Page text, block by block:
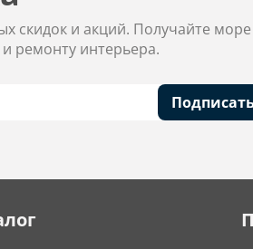
скидок и акций. Получайте море
ремонту интерьера.